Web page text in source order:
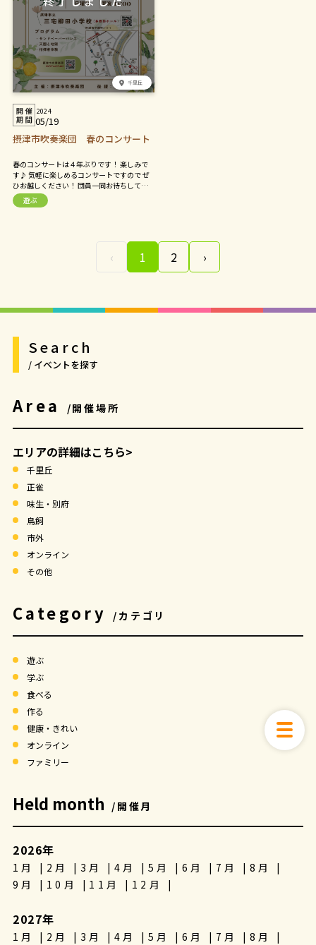
千里丘
2024
05/19
摂津市吹奏楽団 春のコンサート
春のコンサートは４年ぶりです！ 楽しみで
す♪ 気軽に楽しめるコンサートですので ぜ
ひお越しください！ 団員一同お待ちしてお
ります
遊ぶ
‹ 1 2 ›
Search
/ イベントを探す
Area /開催場所
エリアの詳細はこちら>
千里丘
正雀
味生・別府
鳥飼
市外
オンライン
その他
Category /カテゴリ
遊ぶ
学ぶ
食べる
作る
健康・きれい
オンライン
ファミリー
Held month /開催月
2026年
1月 2月 3月 4月 5月 6月 7月
8月
9月
10月 11月 12月
2027年
1月 2月 3月 4月 5月 6月 7月
8月